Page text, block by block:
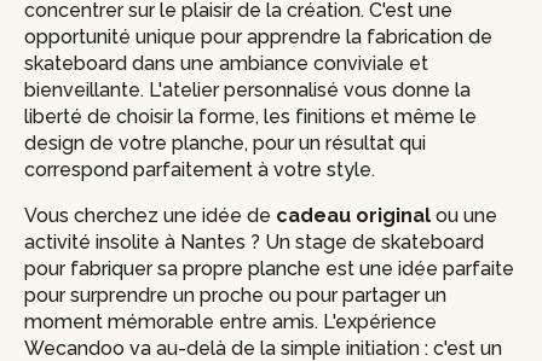
concentrer sur le plaisir de la création. C'est une
opportunité unique pour apprendre la fabrication de
skateboard dans une ambiance conviviale et
bienveillante. L'atelier personnalisé vous donne la
liberté de choisir la forme, les finitions et même le
design de votre planche, pour un résultat qui
correspond parfaitement à votre style.
Vous cherchez une idée de cadeau original ou une
activité insolite à Nantes ? Un stage de skateboard
pour fabriquer sa propre planche est une idée parfaite
pour surprendre un proche ou pour partager un
moment mémorable entre amis. L'expérience
Wecandoo va au-delà de la simple initiation : c'est un